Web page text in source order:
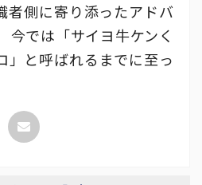
者側に寄り添ったアドバ
今では「サイヨ牛ケンく
」と呼ばれるまでに至っ